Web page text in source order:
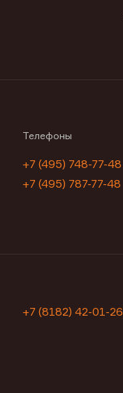
Телефоны
+7 (495) 748-77-48
+7 (495) 787-77-48
+7 (8182) 42-01-26